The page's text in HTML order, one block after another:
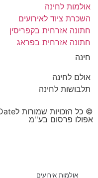
אולמות לחינה
השכרת ציוד לאירועים
חתונה אזרחית בקפריסין
חתונה אזרחית בפראג
חינה
אולם לחינה
תלבושות לחינה
אפולו פרסום בע''מ
אולמות אירועים